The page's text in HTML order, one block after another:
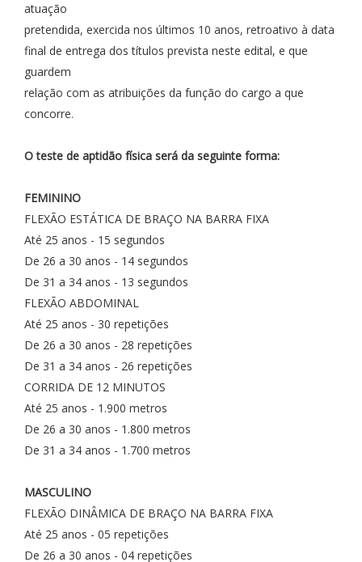
atuação
pretendida, exercida nos últimos 10 anos, retroativo à data
final de entrega dos títulos prevista neste edital, e que
guardem
relação com as atribuições da função do cargo a que
concorre.
O teste de aptidão física será da seguinte forma:
FEMININO
FLEXÃO ESTÁTICA DE BRAÇO NA BARRA FIXA
Até 25 anos - 15 segundos
De 26 a 30 anos - 14 segundos
De 31 a 34 anos - 13 segundos
FLEXÃO ABDOMINAL
Até 25 anos - 30 repetições
De 26 a 30 anos - 28 repetições
De 31 a 34 anos - 26 repetições
CORRIDA DE 12 MINUTOS
Até 25 anos - 1.900 metros
De 26 a 30 anos - 1.800 metros
De 31 a 34 anos - 1.700 metros
MASCULINO
FLEXÃO DINÂMICA DE BRAÇO NA BARRA FIXA
Até 25 anos - 05 repetições
De 26 a 30 anos - 04 repetições